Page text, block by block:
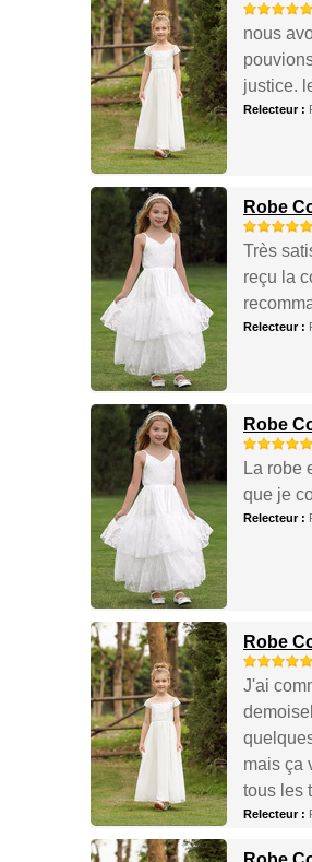
nous
justice.
Relecteur :
Robe
Très
reçu la
Relecteur :
Robe
La robe
que je
Relecteur :
Robe
J'ai
mais ça
tous les
Relecteur :